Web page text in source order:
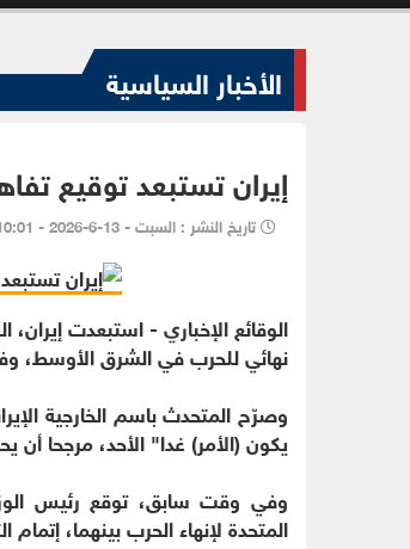
الأخبار السياسية
إيران تستبعد توقيع
تاريخ النشر : السبت - 13-6-2026 - 10:01 PM
نهائي للحرب في الشرق الأوسط، وفق
وصرّح المتحدث باسم الخارجية
يكون (الأمر) غدا" الأحد، مرجحا
وفي وقت سابق، توقع رئيس
المتحدة لإنهاء الحرب بينهما، إتمام